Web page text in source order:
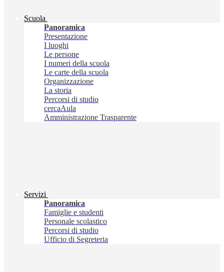
Scuola
Panoramica
Presentazione
I luoghi
Le persone
I numeri della scuola
Le carte della scuola
Organizzazione
La storia
Percorsi di studio
cercaAula
Amministrazione Trasparente
Servizi
Panoramica
Famiglie e studenti
Personale scolastico
Percorsi di studio
Ufficio di Segreteria